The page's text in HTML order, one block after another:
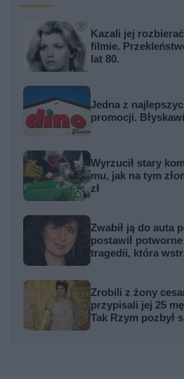
Kazali jej
filmie.
lat 80.
Jedna z
promocji.
Wyrzucił stary
mu, jak na tym
zł
Zwabił ją do auta
postawił
tragedii, która
Zrobili z żony
przypisali jej 25
Tak Rzym pozbył